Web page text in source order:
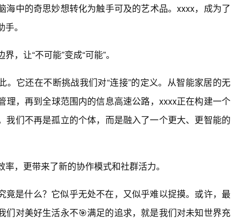
海中的奇思妙想转化为触手可及的艺术品。xxxx，成为了
。
，让“不可能”变成“可能”。
。它还在不断挑战我们对“连接”的定义。从智能家居的无
理，再到全球范围内的信息高速公路，xxxx正在构建一个
我们不再是孤立的个体，而是融入了一个更大、更智能的
，更带来了新的协作模式和社群活力。
竟是什么？它似乎无处不在，又似乎难以捉摸。或许，最
们对美好生活永不🎯满足的追求，就是我们对未知世界充